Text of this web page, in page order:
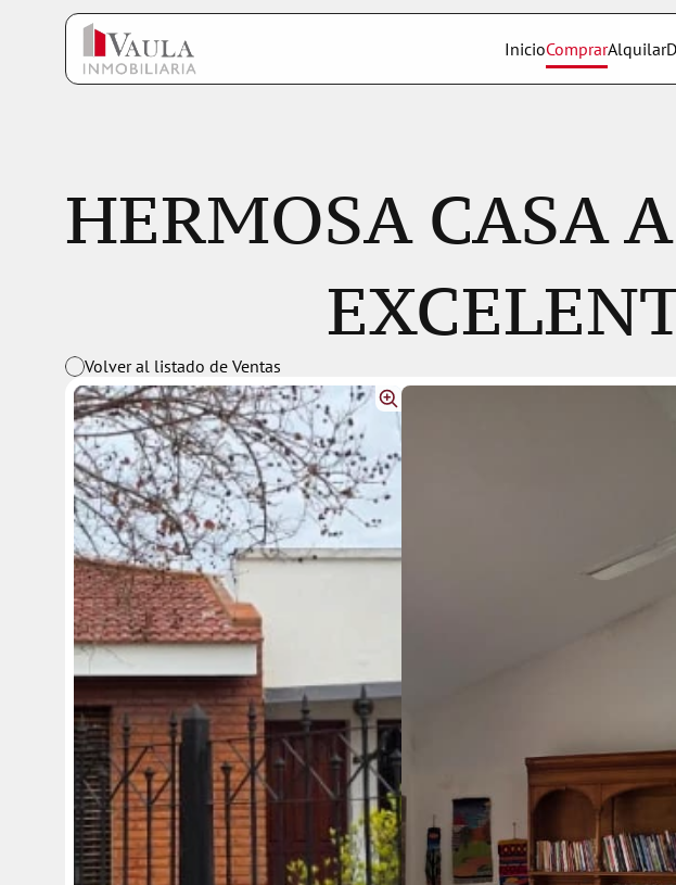
InicioComprarAlquilar
HERMOSA CASA
Volver al listado de Ventas